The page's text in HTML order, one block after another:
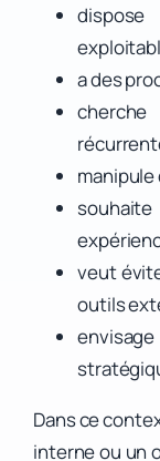
a des
veut
outils
Dans ce
interne ou un